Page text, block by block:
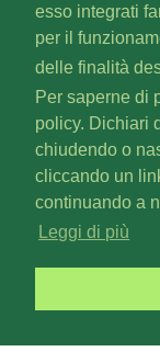
esso integrati
per il
delle finalità
Per saperne di
policy. Dichiari
chiudendo o
cliccando un
continuando a
Leggi di più